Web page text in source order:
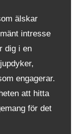
älskar
intresse
dig i en
engagerar.
att hitta
för det